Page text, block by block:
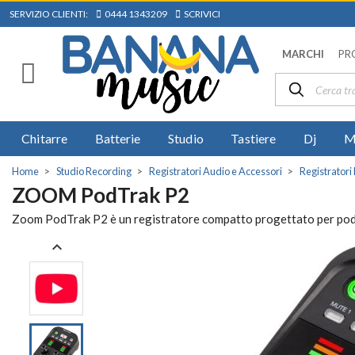
SERVIZIO CLIENTI: 0444 1343209 SCRIVICI
MARCHI
Chitarre Batterie Studio Tastiere Dj
Home Studio Recording Registratori Audio e Accessori Registratori
ZOOM PodTrak P2
Zoom PodTrak P2 è un registratore compatto progettato per
